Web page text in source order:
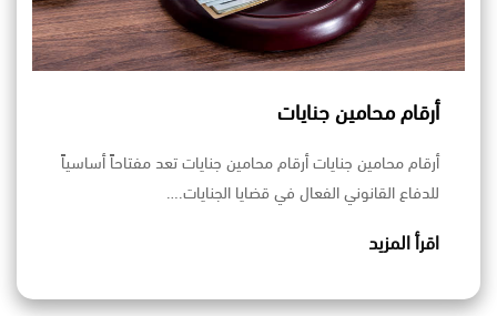
أرقام محامين جنايات
أرقام محامين جنايات أرقام محامين جنايات تعد مفتاحاً أساسياً
للدفاع القانوني الفعال في قضايا الجنايات.…
اقرأ المزيد